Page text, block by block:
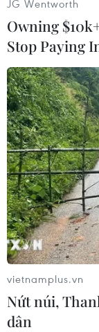
đẹp mắt với
Chương trình
được sự tham
các nền văn
Múa sư tử tại lễ
JG Wentworth
Owning
Stop Paying
vietnamplus.vn
Nứt núi,
dân